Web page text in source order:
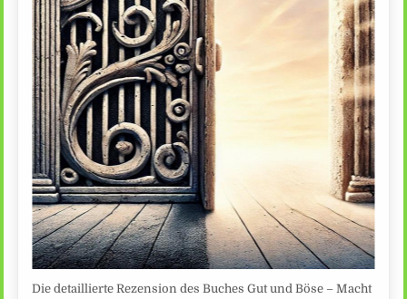
Die detaillierte Rezension des Buches Gut und Böse – Macht